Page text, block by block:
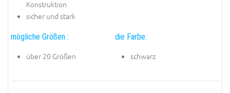
Konstruktion
sicher und stark
mögliche Größen :
über 20 Größen
die Farbe:
schwarz